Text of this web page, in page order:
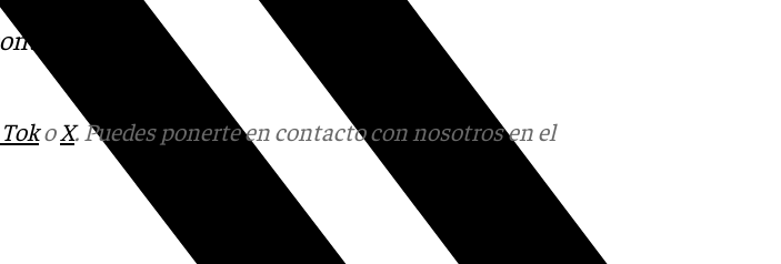
oX. Puedes ponerte en contacto con nosotros en el